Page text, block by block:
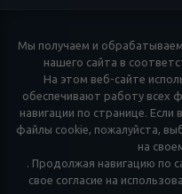
Мы получаем и
нашего сайта в
На этом веб-сайте
обеспечивают работу всех
навигации по странице.
файлы cookie, пожалуйста,
на
. Продолжая навигацию по
свое согласие на